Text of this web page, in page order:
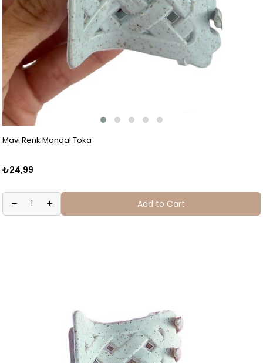
Mavi Renk Mandal Toka
₺24,99
Add to Cart